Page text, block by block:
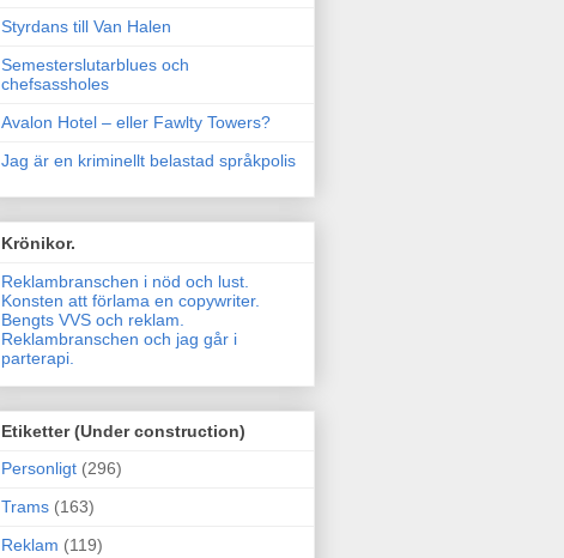
Styrdans till Van Halen
Semesterslutarblues och
chefsassholes
Avalon Hotel – eller Fawlty Towers?
Jag är en kriminellt belastad språkpolis
Krönikor.
Reklambranschen i nöd och lust.
Konsten att förlama en copywriter.
Bengts VVS och reklam.
Reklambranschen och jag går i
parterapi.
Etiketter (Under construction)
Personligt (296)
Trams (163)
Reklam (119)